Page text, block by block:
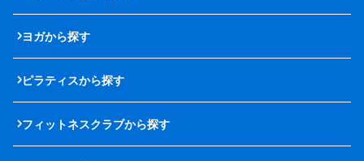
ヨガから探す
ピラティスから探す
フィットネスクラブから探す